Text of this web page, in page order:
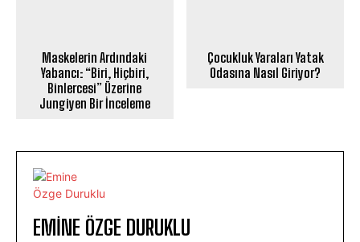
Maskelerin Ardındaki
Yabancı: “Biri, Hiçbiri,
Binlercesi” Üzerine
Jungiyen Bir İnceleme
Çocukluk Yaraları Yatak
Odasına Nasıl Giriyor?
EMINE ÖZGE DURUKLU